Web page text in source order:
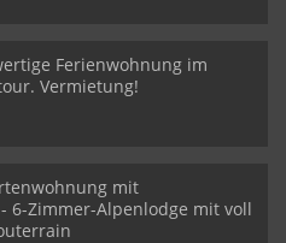
Ferienwohnung im
Vermietung!
mit
6-Zimmer-Alpenlodge mit voll